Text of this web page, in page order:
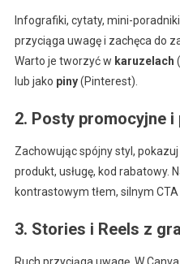
Infografiki, cytaty, mini-
przyciąga uwagę i zachęca do
Warto je tworzyć w karuzelach
lub jako piny(Pinterest).
2. Posty promocyjne
Zachowując spójny styl,
produkt, usługę, kod rabatowy.
kontrastowym tłem, silnym CTA
3. Stories i Reels z